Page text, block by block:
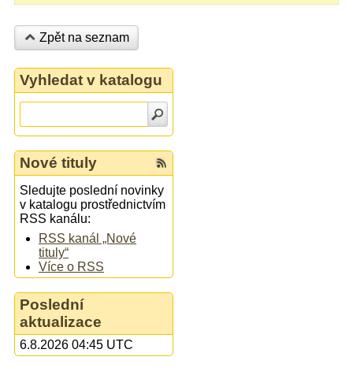
Zpět na seznam
Vyhledat v katalogu
Nové tituly
Sledujte poslední novinky
v katalogu prostřednictvím
RSS kanálu:
RSS kanál „Nové
tituly“
Více o RSS
Poslední
aktualizace
6.8.2026 04:45 UTC